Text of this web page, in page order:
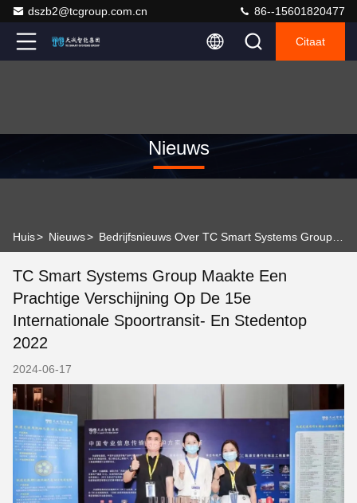
dszb2@tcgroup.com.cn 86--15601820477
Citaat
Nieuws
Huis> Nieuws>
TC Smart Systems Group Maakte Een
Prachtige Verschijning Op De 15e
Internationale Spoortransit- En Stedentop
2022
2024-06-17